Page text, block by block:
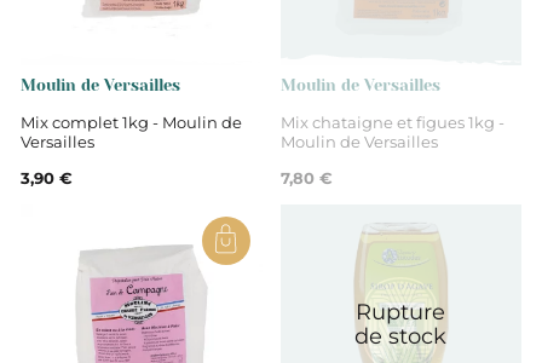
Farine
Moulin de Versailles
Mix complet 1kg - Moulin de
Versailles
3,90 €
Moulin de Versailles
Mix chataigne et figues 1kg -
Moulin de Versailles
7,80 €
Rupture
de stock